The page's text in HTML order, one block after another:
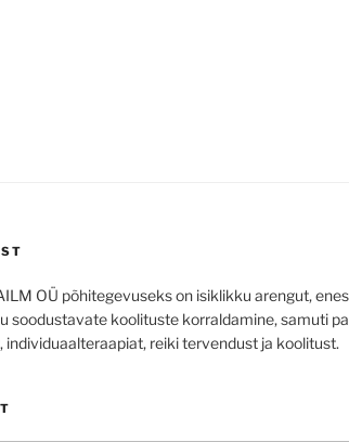
OÜ põhitegevuseks on isiklikku arengut,
soodustavate koolituste korraldamine, samuti
individuaalteraapiat, reiki tervendust ja koolitust.